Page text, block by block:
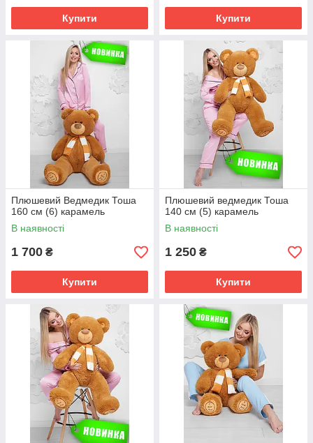
Купити Купити
Плюшевий Ведмедик Тоша
160 см (6) карамель
В наявності
1 700 ₴
Купити
Плюшевий ведмедик Тоша
140 см (5) карамель
В наявності
1 250 ₴
Купити